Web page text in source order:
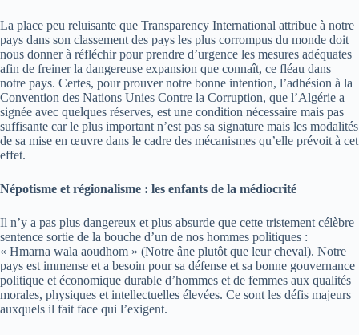
La place peu reluisante que Transparency International attribue à notre
pays dans son classement des pays les plus corrompus du monde doit
nous donner à réfléchir pour prendre d’urgence les mesures adéquates
afin de freiner la dangereuse expansion que connaît, ce fléau dans
notre pays. Certes, pour prouver notre bonne intention, l’adhésion à la
Convention des Nations Unies Contre la Corruption, que l’Algérie a
signée avec quelques réserves, est une condition nécessaire mais pas
suffisante car le plus important n’est pas sa signature mais les modalités
de sa mise en œuvre dans le cadre des mécanismes qu’elle prévoit à cet
effet.
Népotisme et régionalisme : les enfants de la médiocrité
Il n’y a pas plus dangereux et plus absurde que cette tristement célèbre
sentence sortie de la bouche d’un de nos hommes politiques :
« Hmarna wala aoudhom » (Notre âne plutôt que leur cheval). Notre
pays est immense et a besoin pour sa défense et sa bonne gouvernance
politique et économique durable d’hommes et de femmes aux qualités
morales, physiques et intellectuelles élevées. Ce sont les défis majeurs
auxquels il fait face qui l’exigent.